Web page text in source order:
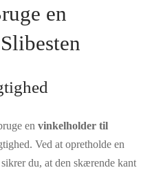
en
en vinkelholder til
Ved at opretholde en
du, at den skærende kant